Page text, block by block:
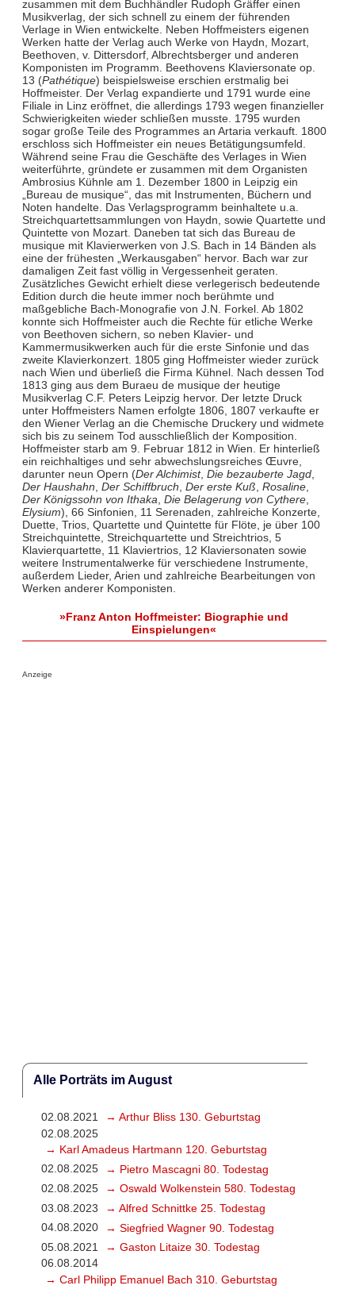
zusammen mit dem Buchhändler Rudoph Gräffer einen
Musikverlag, der sich schnell zu einem der führenden
Verlage in Wien entwickelte. Neben Hoffmeisters eigenen
Werken hatte der Verlag auch Werke von Haydn, Mozart,
Beethoven, v. Dittersdorf, Albrechtsberger und anderen
Komponisten im Programm. Beethovens Klaviersonate op.
13 (Pathétique) beispielsweise erschien erstmalig bei
Hoffmeister. Der Verlag expandierte und 1791 wurde eine
Filiale in Linz eröffnet, die allerdings 1793 wegen finanzieller
Schwierigkeiten wieder schließen musste. 1795 wurden
sogar große Teile des Programmes an Artaria verkauft. 1800
erschloss sich Hoffmeister ein neues Betätigungsumfeld.
Während seine Frau die Geschäfte des Verlages in Wien
weiterführte, gründete er zusammen mit dem Organisten
Ambrosius Kühnle am 1. Dezember 1800 in Leipzig ein
„Bureau de musique“, das mit Instrumenten, Büchern und
Noten handelte. Das Verlagsprogramm beinhaltete u.a.
Streichquartettsammlungen von Haydn, sowie Quartette und
Quintette von Mozart. Daneben tat sich das Bureau de
musique mit Klavierwerken von J.S. Bach in 14 Bänden als
eine der frühesten „Werkausgaben“ hervor. Bach war zur
damaligen Zeit fast völlig in Vergessenheit geraten.
Zusätzliches Gewicht erhielt diese verlegerisch bedeutende
Edition durch die heute immer noch berühmte und
maßgebliche Bach-Monografie von J.N. Forkel. Ab 1802
konnte sich Hoffmeister auch die Rechte für etliche Werke
von Beethoven sichern, so neben Klavier- und
Kammermusikwerken auch für die erste Sinfonie und das
zweite Klavierkonzert. 1805 ging Hoffmeister wieder zurück
nach Wien und überließ die Firma Kühnel. Nach dessen Tod
1813 ging aus dem Buraeu de musique der heutige
Musikverlag C.F. Peters Leipzig hervor. Der letzte Druck
unter Hoffmeisters Namen erfolgte 1806, 1807 verkaufte er
den Wiener Verlag an die Chemische Druckery und widmete
sich bis zu seinem Tod ausschließlich der Komposition.
Hoffmeister starb am 9. Februar 1812 in Wien. Er hinterließ
ein reichhaltiges und sehr abwechslungsreiches Œuvre,
darunter neun Opern (Der Alchimist, Die bezauberte Jagd,
Der Haushahn Der Schiffbruch Der erste Kuß Rosaline,
Der Königssohn von Ithaka Die Belagerung von Cythere,
Elysium), 66 Sinfonien, 11 Serenaden, zahlreiche Konzerte,
Duette, Trios, Quartette und Quintette für Flöte, je über 100
Streichquintette, Streichquartette und Streichtrios, 5
Klavierquartette, 11 Klaviertrios, 12 Klaviersonaten sowie
weitere Instrumentalwerke für verschiedene Instrumente,
außerdem Lieder, Arien und zahlreiche Bearbeitungen von
Werken anderer Komponisten.
»Franz Anton Hoffmeister: Biographie und
Einspielungen«
Anzeige
Alle Porträts im August
02.08.2021
→ Arthur Bliss 130. Geburtstag
02.08.2025
→ Karl Amadeus Hartmann 120. Geburtstag
02.08.2025
→ Pietro Mascagni 80. Todestag
02.08.2025
→ Oswald Wolkenstein 580. Todestag
03.08.2023
→ Alfred Schnittke 25. Todestag
04.08.2020
→ Siegfried Wagner 90. Todestag
05.08.2021
→ Gaston Litaize 30. Todestag
06.08.2014
→ Carl Philipp Emanuel Bach 310. Geburtstag